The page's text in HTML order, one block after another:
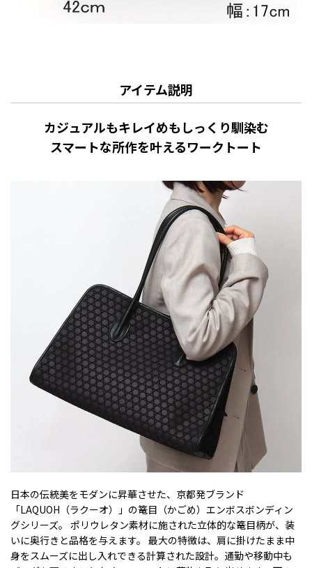
アイテム説明
カジュアルもキレイめもしっくり馴染む
スマートな所作を叶えるワークトート
日本の伝統美をモダンに昇華させた、京都発ブランド
「LAQUOH（ラクーオ）」の篭目（かごめ）エンボスボンディン
グシリーズ。 ポリウレタン素材に施された立体的な篭目柄が、装
いに奥行きと品格を与えます。 最大の特徴は、肩に掛けたまま中
身をスムーズに出し入れできる計算された設計。通勤や移動中も